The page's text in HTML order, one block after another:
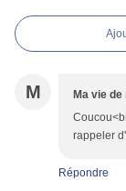
M Ma vie
rappeler
Répondre